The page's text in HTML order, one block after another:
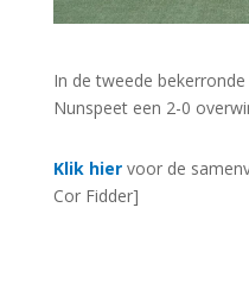
In de tweede
Nunspeet een 2-0
Klik hiervoor de
Cor Fidder]